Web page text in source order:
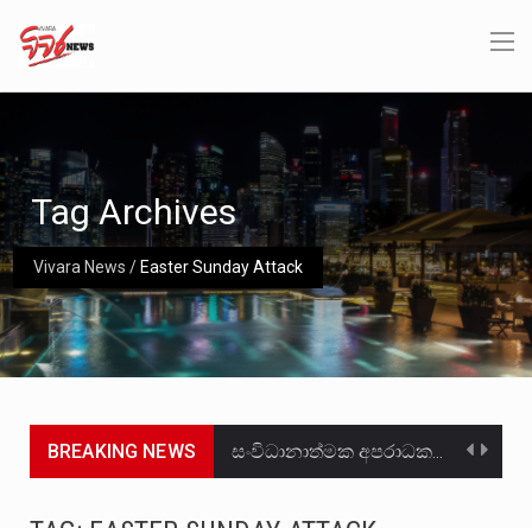
Vivara News / Easter Sunday Attack
Tag Archives
BREAKING NEWS සංවිධානාත්මක අපරාධකරුවකු වන ලොකු පැටිගේ ප්‍රධාන වෙඩික්කරු බවට සැක කරන ගිං ගඟේ ගිල්වා මරා දමා…